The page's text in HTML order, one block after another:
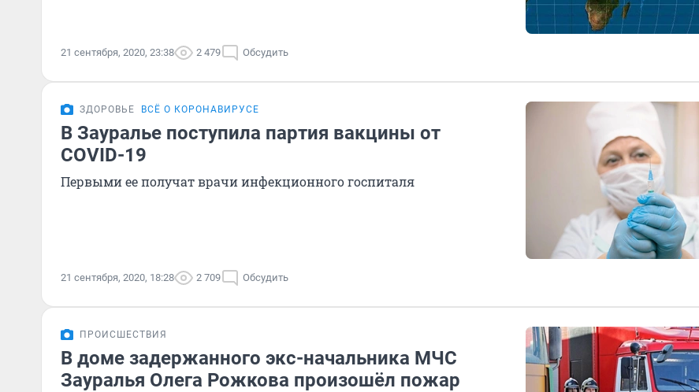
21 сентября, 2020, 23:38 2 479 Обсудить
ЗДОРОВЬЕ ВСЁ О КОРОНАВИРУСЕ
В Зауралье поступила партия вакцины от
COVID-19
Первыми ее получат врачи инфекционного госпиталя
21 сентября, 2020, 18:28 2 709 Обсудить
ПРОИСШЕСТВИЯ
В доме задержанного экс-начальника МЧС
Зауралья Олега Рожкова произошёл пожар